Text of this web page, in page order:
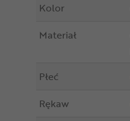
Kolor
Materiał
Płeć
Rękaw